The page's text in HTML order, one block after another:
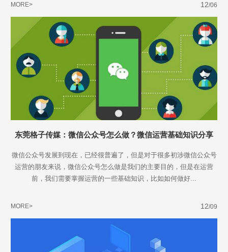
MORE> 12/06
东莞格子传媒：微信公众号怎么做？微信运营基础知识分享
微信公众号发展到现在，已经很普遍了，但是对于很多初涉微信公众号
运营的朋友来说，微信公众号怎么做是我们的主要目的，但是在运营
前，我们需要掌握运营的一些基础知识，比如如何做好...
MORE> 12/09